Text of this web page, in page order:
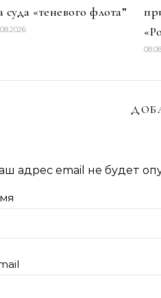
суда «теневого флота”
адрес email не будет